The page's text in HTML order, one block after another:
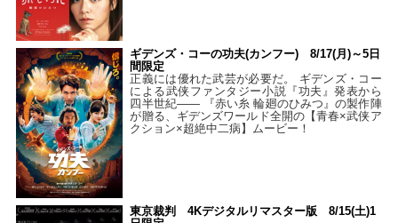
ギデンズ・コーの功夫(カンフー) 8/17(月)～5日
間限定
正義には優れた武芸が必要だ。 ギデンズ・コー
による武侠ファンタジー小説『功夫』発表から
四半世紀―― 『赤い糸 輪廻のひみつ』の製作陣
が贈る、ギデンズワールド全開の【青春×武侠ア
クション×超絶中二病】ムービー！
東京裁判 4Kデジタルリマスター版 8/15(土)1